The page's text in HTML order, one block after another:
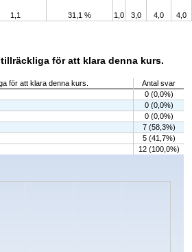
1,1 31,1 % 1,0 3,0 4,0 4,0
för att klara denna kurs.
för att klara denna kurs.
Antal svar
0 (0,0%)
0 (0,0%)
0 (0,0%)
7 (58,3%)
5 (41,7%)
12 (100,0%)
categories.